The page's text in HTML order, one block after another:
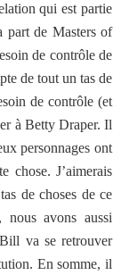
qui est partie
part de Masters of
de contrôle de
de tout un tas de
de contrôle (et
à Betty Draper. Il
personnages ont
chose. J’aimerais
de choses de ce
nous avons aussi
va se retrouver
En somme, il